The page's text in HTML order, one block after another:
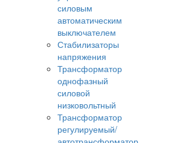
силовым
автоматическим
выключателем
Стабилизаторы
напряжения
Трансформатор
однофазный
силовой
низковольтный
Трансформатор
регулируемый/